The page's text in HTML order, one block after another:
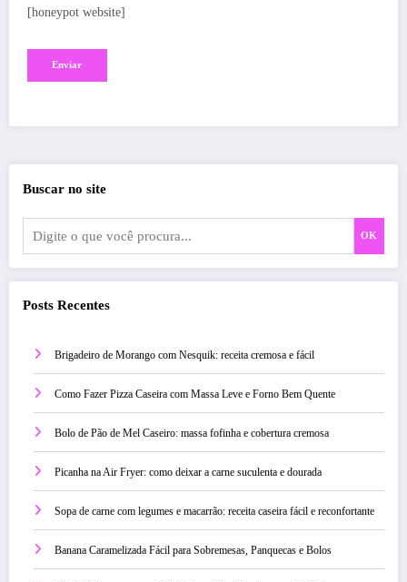
[honeypot website]
Buscar no site
OK
Posts Recentes
Brigadeiro de Morango com Nesquik: receita cremosa e fácil
Como Fazer Pizza Caseira com Massa Leve e Forno Bem Quente
Bolo de Pão de Mel Caseiro: massa fofinha e cobertura cremosa
Picanha na Air Fryer: como deixar a carne suculenta e dourada
Sopa de carne com legumes e macarrão: receita caseira fácil e reconfortante
Banana Caramelizada Fácil para Sobremesas, Panquecas e Bolos